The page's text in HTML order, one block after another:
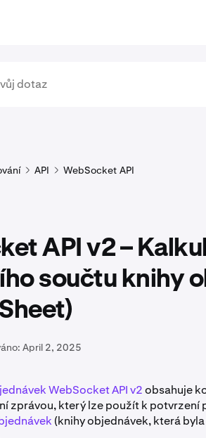
API WebSocket API
API v2 –
součtu knihy
April 2, 2025
WebSocket API v2obsahuje
zprávou, který lze použít k potvrzení
(knihy objednávek, která